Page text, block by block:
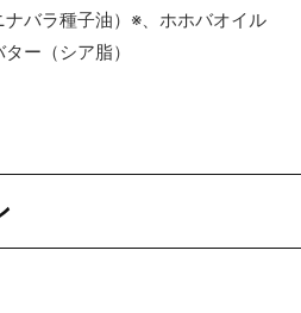
バラ種子油）※、ホホバオイル
ー（シア脂）